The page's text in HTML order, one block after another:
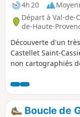
4h 20
Départ à Val-de-
de-Haute-
Découverte d'un
Castellet Saint-
non cartographiés
Estéron.
Boucle de